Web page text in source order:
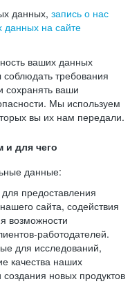
данных, запись о нас
данных на сайте
ваших данных
требования
сохранять ваши
Мы используем
вы их нам передали.
для чего
данные:
предоставления
сайта, содействия
возможности
работодателей.
для исследований,
качества наших
новых продуктов